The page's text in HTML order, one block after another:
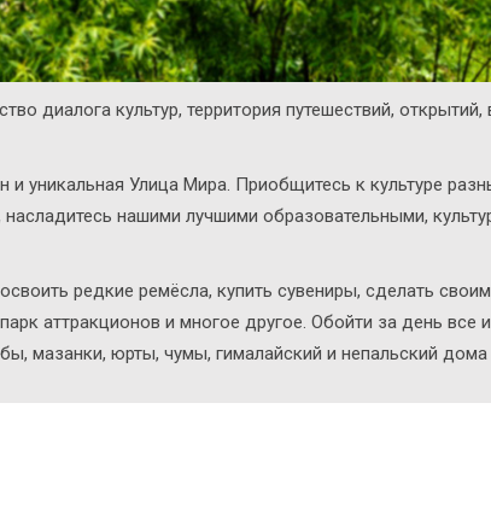
диалога культур, территория путешествий,
уникальная Улица Мира. Приобщитесь к культуре
нашими лучшими образовательными,
редкие ремёсла, купить сувениры, сделать
аттракционов и многое другое. Обойти за день все
мазанки, юрты, чумы, гималайский и непальский